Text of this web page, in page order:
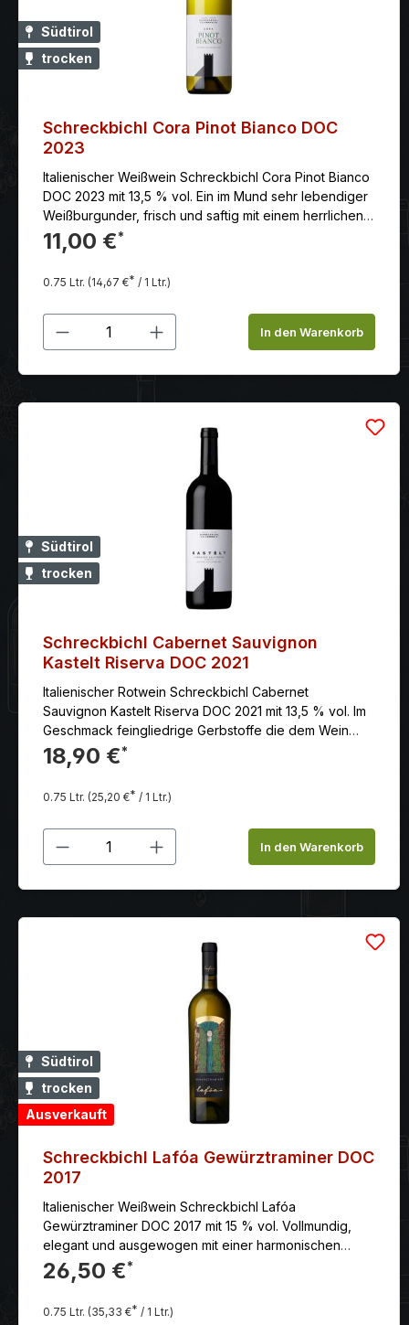
Südtirol
trocken
Schreckbichl Cora Pinot Bianco DOC
2023
Italienischer Weißwein Schreckbichl Cora Pinot Bianco
DOC 2023 mit 13,5 % vol. Ein im Mund sehr lebendiger
Weißburgunder, frisch und saftig mit einem herrlichen
Gleichgewicht.
11,00 €*
0.75 Ltr. (14,67 €* / 1 Ltr.)
Produkt Anzahl: Gib denIn den Warenkorb
Südtirol
trocken
Schreckbichl Cabernet Sauvignon
Kastelt Riserva DOC 2021
Italienischer Rotwein Schreckbichl Cabernet
Sauvignon Kastelt Riserva DOC 2021 mit 13,5 % vol. Im
Geschmack feingliedrige Gerbstoffe die dem Wein
Fülle und Rückgrat verleihen.
18,90 €*
0.75 Ltr. (25,20 €* / 1 Ltr.)
Produkt Anzahl: Gib denIn den Warenkorb
Südtirol
trocken
Ausverkauft
Schreckbichl Lafóa Gewürztraminer DOC
2017
Italienischer Weißwein Schreckbichl Lafóa
Gewürztraminer DOC 2017 mit 15 % vol. Vollmundig,
elegant und ausgewogen mit einer harmonischen
Verbindung aus Frische und Fülle. Der Wein zeigt eine
angenehme Würze und eine lange, anhaltende
Aromatik.
26,50 €*
0.75 Ltr. (35,33 €* / 1 Ltr.)